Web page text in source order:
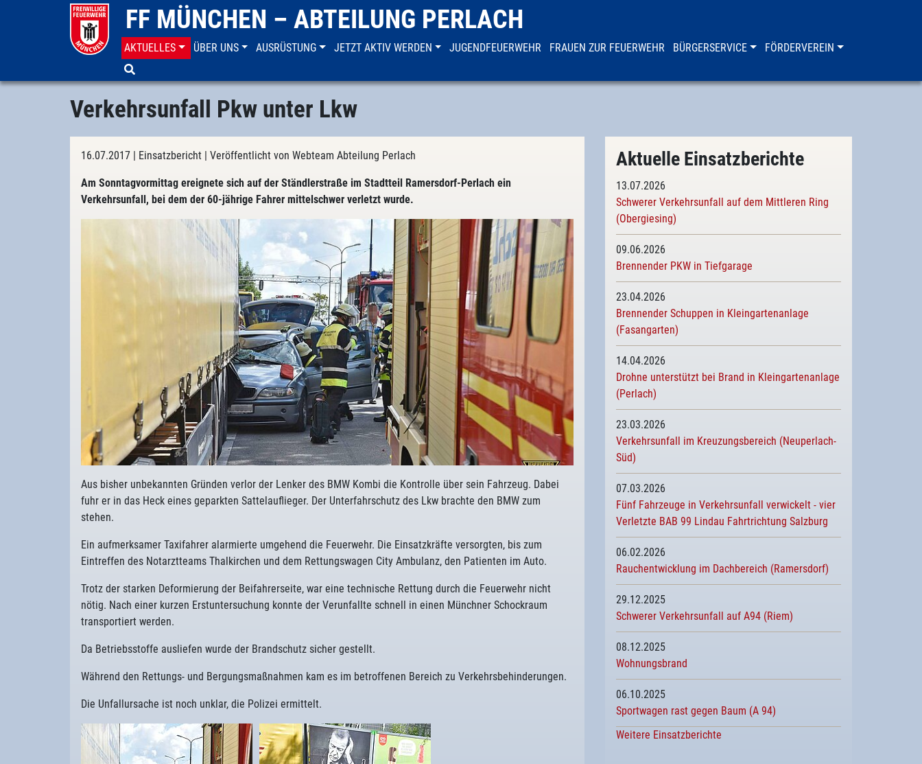
FF MÜNCHEN – ABTEILUNG PERLACH
AKTUELLES ÜBER UNS AUSRÜSTUNG JETZT AKTIV WERDEN JUGENDFEUERWEHR FRAUEN ZUR FEUERWEHR BÜRGERSERVICE FÖRDERVEREIN
Aktuelles
Verkehrsunfall Pkw unter Lkw
16.07.2017 | Einsatzbericht | Veröffentlicht von Webteam Abteilung Perlach
Am Sonntagvormittag ereignete sich auf der Ständlerstraße im Stadtteil Ramersdorf-Perlach ein
Verkehrsunfall, bei dem der 60-jährige Fahrer mittelschwer verletzt wurde.
Aus bisher unbekannten Gründen verlor der Lenker des BMW Kombi die Kontrolle über sein Fahrzeug. Dabei
fuhr er in das Heck eines geparkten Sattelauflieger. Der Unterfahrschutz des Lkw brachte den BMW zum
stehen.
Ein aufmerksamer Taxifahrer alarmierte umgehend die Feuerwehr. Die Einsatzkräfte versorgten, bis zum
Eintreffen des Notarztteams Thalkirchen und dem Rettungswagen City Ambulanz, den Patienten im Auto.
Trotz der starken Deformierung der Beifahrerseite, war eine technische Rettung durch die Feuerwehr nicht
nötig. Nach einer kurzen Erstuntersuchung konnte der Verunfallte schnell in einen Münchner Schockraum
transportiert werden.
Da Betriebsstoffe ausliefen wurde der Brandschutz sicher gestellt.
Während den Rettungs- und Bergungsmaßnahmen kam es im betroffenen Bereich zu Verkehrsbehinderungen.
Die Unfallursache ist noch unklar, die Polizei ermittelt.
Aktuelle Einsatzberichte
13.07.2026
Schwerer Verkehrsunfall auf dem Mittleren Ring
(Obergiesing)
09.06.2026
Brennender PKW in Tiefgarage
23.04.2026
Brennender Schuppen in Kleingartenanlage
(Fasangarten)
14.04.2026
Drohne unterstützt bei Brand in Kleingartenanlage
(Perlach)
23.03.2026
Verkehrsunfall im Kreuzungsbereich (Neuperlach-
Süd)
07.03.2026
Fünf Fahrzeuge in Verkehrsunfall verwickelt - vier
Verletzte BAB 99 Lindau Fahrtrichtung Salzburg
06.02.2026
Rauchentwicklung im Dachbereich (Ramersdorf)
29.12.2025
Schwerer Verkehrsunfall auf A94 (Riem)
08.12.2025
Wohnungsbrand
06.10.2025
Sportwagen rast gegen Baum (A 94)
Weitere Einsatzberichte